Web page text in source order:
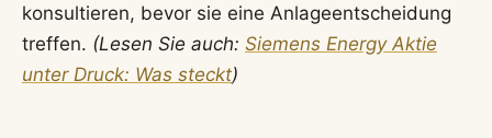
konsultieren, bevor sie eine Anlageentscheidung
treffen. (Lesen Sie auch: Siemens Energy Aktie
unter Druck: Was steckt)